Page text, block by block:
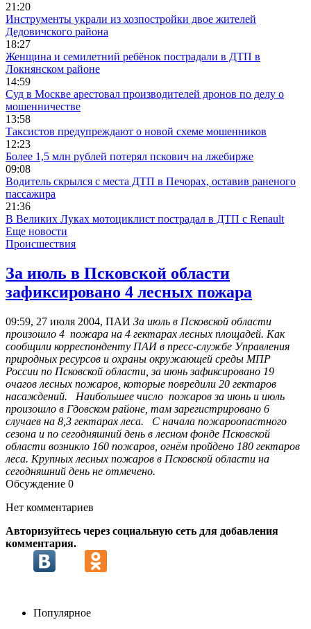
21:20
Инструменты украли из хозпостройки двое жителей
Дедовичского района
18:27
Женщина и семилетний ребёнок пострадали в ДТП в
Локнянском районе
14:59
Суд в Москве арестовал производителей дронов по делу о
мошенничестве
13:58
Таксистов предупреждают о новой схеме мошенников
12:23
Более 1,5 млн рублей потерял пскович на лжебирже
09:08
Водитель скрылся с места ДТП в Печорах, оставив раненого
пассажира
21:36
В Великих Луках мотоциклист пострадал в ДТП с Renault
Еще новости
Происшествия
За июль в Псковской области
зафиксировано 4 лесных пожара
09:59, 27 июля 2004, ПАИ За июль в Псковской области
произошло 4 пожара на 4 гектарах лесных площадей. Как
сообщили корреспонденту ПАИ в пресс-службе Управления
природных ресурсов и охраны окружающей среды МПР
России по Псковской области, за июнь зафиксировано 19
очагов лесных пожаров, которые повредили 20 гектаров
насаждений. Наибольшее число пожаров за июнь и июль
произошло в Гдовском районе, там зарегистрировано 6
случаев на 8,3 гектарах леса. С начала пожароопастного
сезона и по сегодняшний день в лесном фонде Псковской
области возникло 160 пожаров, огнём пройдено 180 гектаров
леса. Крупных лесных пожаров в Псковской области на
сегодняшний день не отмечено.
Обсуждение 0
Нет комментариев
Авторизуйтесь через социальную сеть для добавления
комментария.
Популярное